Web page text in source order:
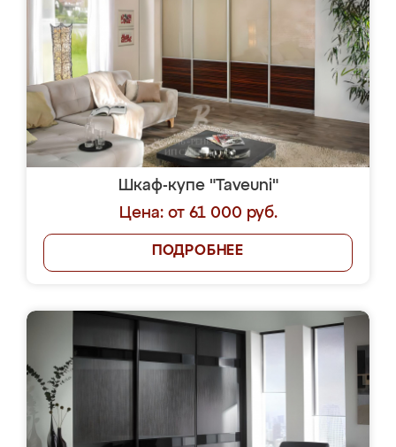
Шкаф-купе "Taveuni"
Цена: от 61 000 руб.
ПОДРОБНЕЕ